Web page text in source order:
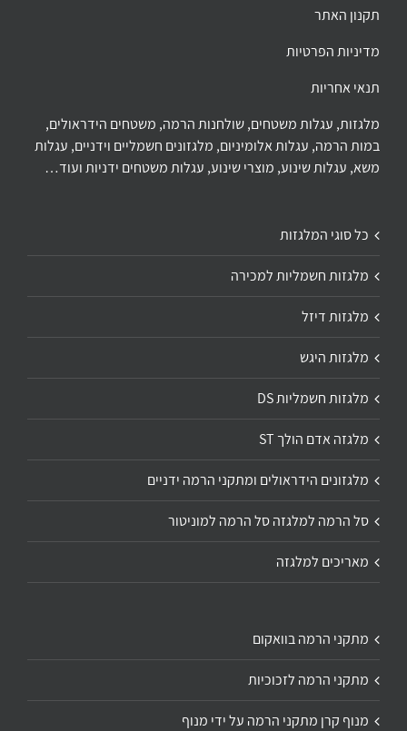
תקנון האתר
מדיניות הפרטיות
תנאי אחריות
מלגזות, עגלות משטחים, שולחנות הרמה, משטחים הידראולים,
במות הרמה, עגלות אלומיניום, מלגזונים חשמליים וידניים, עגלות
משא, עגלות שינוע, מוצרי שינוע, עגלות משטחים ידניות ועוד…
כל סוגי המלגזות
מלגזות חשמליות למכירה
מלגזות דיזל
מלגזות היגש
מלגזות חשמליות DS
מלגזה אדם הולך ST
מלגזונים הידראולים ומתקני הרמה ידניים
סל הרמה למלגזה סל הרמה למוניטור
מאריכים למלגזה
מתקני הרמה בוואקום
מתקני הרמה לזכוכיות
מנוף קרן מתקני הרמה על ידי מנוף